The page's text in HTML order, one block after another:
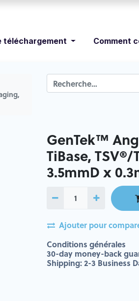
téléchargement Comment
GenTek™
TiBase,
3.5mmD x
Ajouter pour
Conditions générales
30-day money-back
Shipping: 2-3 Business